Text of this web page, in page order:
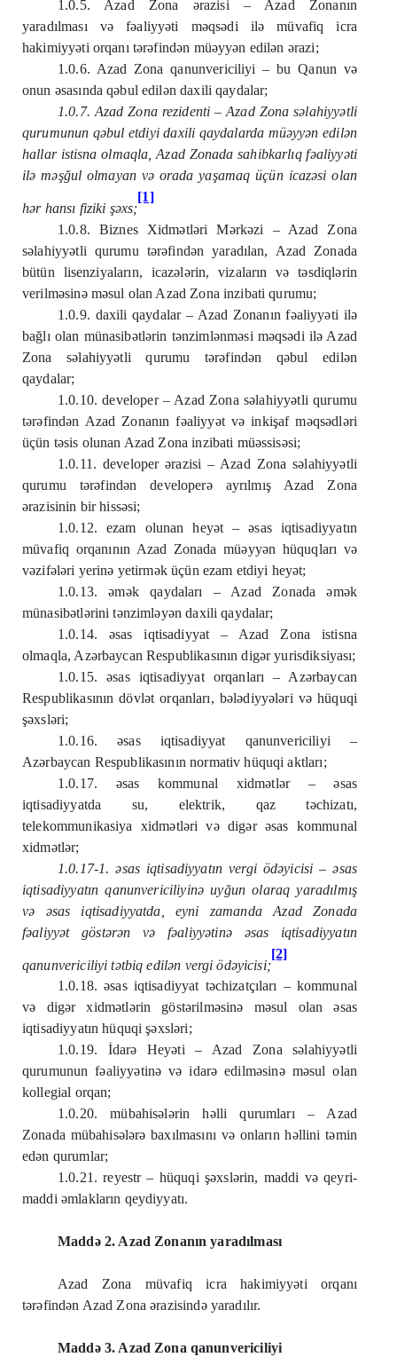
1.0.5. Azad Zona ərazisi – Azad Zonanın
yaradılması və fəaliyyəti məqsədi ilə müvafiq icra
hakimiyyəti orqanı tərəfindən müəyyən edilən ərazi;
1.0.6. Azad Zona qanunvericiliyi – bu Qanun və
onun əsasında qəbul edilən daxili qaydalar;
1.0.7. Azad Zona rezidenti – Azad Zona səlahiyyətli
qurumunun qəbul etdiyi daxili qaydalarda müəyyən edilən
hallar istisna olmaqla, Azad Zonada sahibkarlıq fəaliyyəti
ilə məşğul olmayan və orada yaşamaq üçün icazəsi olan
hər hansı fiziki şəxs;
[1]
1.0.8. Biznes Xidmətləri Mərkəzi – Azad Zona
səlahiyyətli qurumu tərəfindən yaradılan, Azad Zonada
bütün lisenziyaların, icazələrin, vizaların və təsdiqlərin
verilməsinə məsul olan Azad Zona inzibati qurumu;
1.0.9. daxili qaydalar – Azad Zonanın fəaliyyəti ilə
bağlı olan münasibətlərin tənzimlənməsi məqsədi ilə Azad
Zona səlahiyyətli qurumu tərəfindən qəbul edilən
qaydalar;
1.0.10. developer – Azad Zona səlahiyyətli qurumu
tərəfindən Azad Zonanın fəaliyyət və inkişaf məqsədləri
üçün təsis olunan Azad Zona inzibati müəssisəsi;
1.0.11. developer ərazisi – Azad Zona səlahiyyətli
qurumu tərəfindən developerə ayrılmış Azad Zona
ərazisinin bir hissəsi;
1.0.12. ezam olunan heyət – əsas iqtisadiyyatın
müvafiq orqanının Azad Zonada müəyyən hüquqları və
vəzifələri yerinə yetirmək üçün ezam etdiyi heyət;
1.0.13. əmək qaydaları – Azad Zonada əmək
münasibətlərini tənzimləyən daxili qaydalar;
1.0.14. əsas iqtisadiyyat – Azad Zona istisna
olmaqla, Azərbaycan Respublikasının digər yurisdiksiyası;
1.0.15. əsas iqtisadiyyat orqanları – Azərbaycan
Respublikasının dövlət orqanları, bələdiyyələri və hüquqi
şəxsləri;
1.0.16. əsas iqtisadiyyat qanunvericiliyi –
Azərbaycan Respublikasının normativ hüquqi aktları;
1.0.17. əsas kommunal xidmətlər – əsas
iqtisadiyyatda su, elektrik, qaz təchizatı,
telekommunikasiya xidmətləri və digər əsas kommunal
xidmətlər;
1.0.17-1. əsas iqtisadiyyatın vergi ödəyicisi – əsas
iqtisadiyyatın qanunvericiliyinə uyğun olaraq yaradılmış
və əsas iqtisadiyyatda, eyni zamanda Azad Zonada
fəaliyyət göstərən və fəaliyyətinə əsas iqtisadiyyatın
qanunvericiliyi tətbiq edilən vergi ödəyicisi;
[2]
1.0.18. əsas iqtisadiyyat təchizatçıları – kommunal
və digər xidmətlərin göstərilməsinə məsul olan əsas
iqtisadiyyatın hüquqi şəxsləri;
1.0.19. İdarə Heyəti – Azad Zona səlahiyyətli
qurumunun fəaliyyətinə və idarə edilməsinə məsul olan
kollegial orqan;
1.0.20. mübahisələrin həlli qurumları – Azad
Zonada mübahisələrə baxılmasını və onların həllini təmin
edən qurumlar;
1.0.21. reyestr – hüquqi şəxslərin, maddi və qeyri-
maddi əmlakların qeydiyyatı.
Maddə 2. Azad Zonanın yaradılması
Azad Zona müvafiq icra hakimiyyəti orqanı
tərəfindən Azad Zona ərazisində yaradılır.
Maddə 3. Azad Zona qanunvericiliyi